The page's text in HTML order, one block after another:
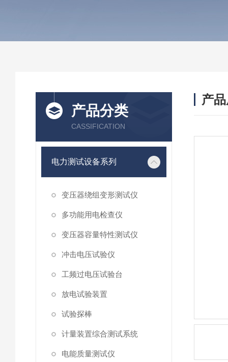
产品分类
CASSIFICATION
电力测试设备系列
变压器绕组变形测试仪
多功能用电检查仪
变压器容量特性测试仪
冲击电压试验仪
工频过电压试验台
放电试验装置
试验探棒
计量装置综合测试系统
电能质量测试仪
产